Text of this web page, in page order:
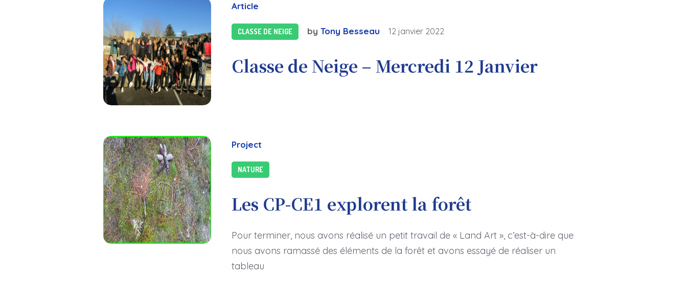
Article
CLASSE DE NEIGE byTony Besseau 12 janvier 2022
Classe de Neige – Mercredi 12 Janvier
Project
NATURE
Les CP-CE1 explorent la forêt
Pour terminer, nous avons réalisé un petit travail de « Land Art », c’est-à-dire que
nous avons ramassé des éléments de la forêt et avons essayé de réaliser un
tableau